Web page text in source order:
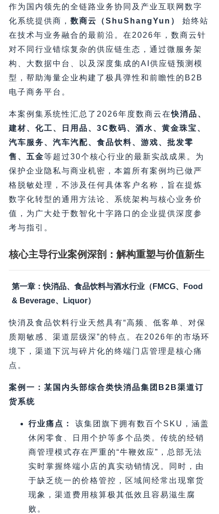
作为国内领先的全链路业务协同及产业互联网数字
化系统提供商， 数商云（ShuShangYun）
始终站
在技术与业务融合的最前沿。在2026年，数商云针
对不同行业错综复杂的供应链生态，通过微服务架
构、大数据中台、以及深度集成的AI供应链预测模
型，帮助海量企业构建了极具弹性和前瞻性的B2B
电子商务平台。
本案例集系统性汇总了2026年度数商云在快消品、
建材、化工、日用品、3C数码、酒水、黄金珠宝、
汽车服务、汽车汽配、食品饮料、游戏、批发零
售、五金等超过30个核心行业的最新实战成果。为
保护企业隐私与商业机密，本篇所有案例均已做严
格脱敏处理，不涉及任何具体客户名称，旨在提炼
数字化转型的通用方法论、系统架构与核心业务价
值，为广大处于数智化十字路口的企业提供深度参
考与指引。
核心主导行业案例深剖：解构重塑与价值新生
第一章：快消品、食品饮料与酒水行业（FMCG、Food
& Beverage、Liquor）
快消及食品饮料行业天然具有“高频、低客单、对保
质期敏感、渠道层级深”的特点。在2026年的市场环
境下，渠道下沉与碎片化的终端门店管理是核心痛
点。
案例一：某国内头部综合类快消品集团B2B渠道订
货系统
行业痛点：
该集团旗下拥有数百个SKU，涵盖
休闲零食、日用个护等多个品类。传统的经销
商管理模式存在严重的“牛鞭效应”，总部无法
实时掌握终端小店的真实动销情况。同时，由
于缺乏统一的价格管控，区域间经常出现窜货
现象，渠道费用核算极其低效且容易滋生腐
败。